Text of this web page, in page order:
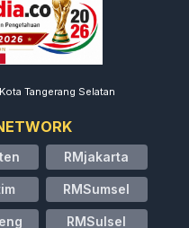
Tangerang Selatan
RMjakarta
RMSumsel
RMSulsel